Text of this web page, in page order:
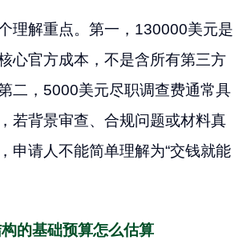
理解重点。第一，130000美元是
心官方成本，不是含所有第三方
二，5000美元尽职调查费通常具
若背景审查、合规问题或材料真
申请人不能简单理解为“交钱就能
的基础预算怎么估算